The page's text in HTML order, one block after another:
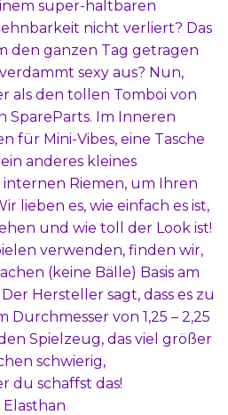
super-haltbaren
nicht verliert? Das
den ganzen Tag getragen
sexy aus? Nun,
als den tollen Tomboi von
SpareParts. Im Inneren
für Mini-Vibes, eine Tasche
anderes kleines
internen Riemen, um Ihren
lieben es, wie einfach es ist,
und wie toll der Look ist!
verwenden, finden wir,
(keine Bälle) Basis am
Hersteller sagt, dass es zu
von 1,25 – 2,25
Spielzeug, das viel größer
schwierig,
du schaffst das!